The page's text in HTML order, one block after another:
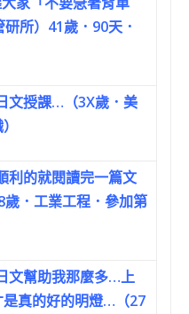
所）41歲．90天．
文授課…（3X歲．美
利的就閱讀完一篇文
．工業工程．參加第
文幫助我那麼多…上
真的好的明燈…（27